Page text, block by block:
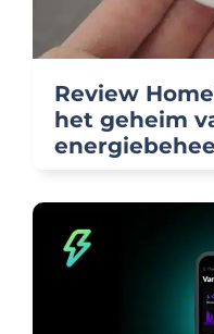
Review
het geheim